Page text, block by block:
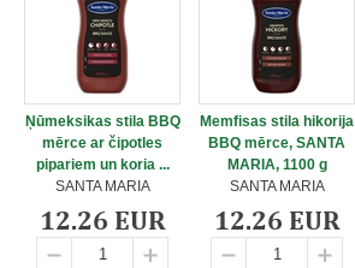
Ņūmeksikas stila BBQ
mērce ar čipotles
pipariem un koria ...
SANTA MARIA
12.26 EUR
Memfisas stila hikorija
BBQ mērce, SANTA
MARIA, 1100 g
SANTA MARIA
12.26 EUR